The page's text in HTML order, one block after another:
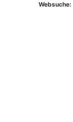
Websuche: